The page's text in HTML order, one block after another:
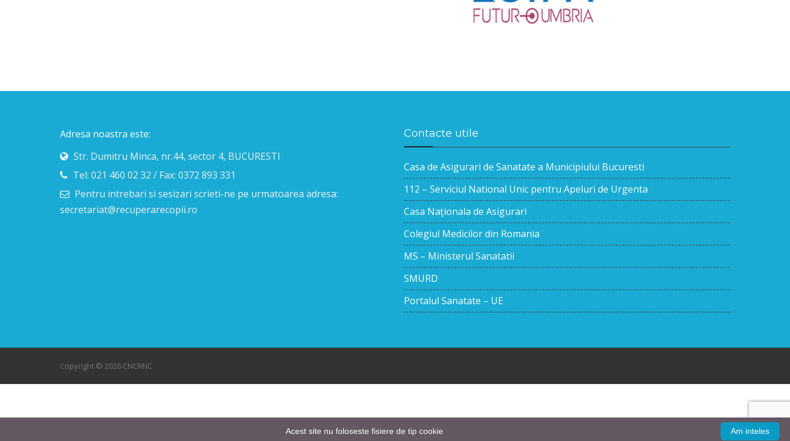
Adresa noastra este:
Str. Dumitru Minca, nr.44, sector 4, BUCURESTI
Tel: 021 460 02 32 / Fax: 0372 893 331
Pentru intrebari si sesizari scrieti-ne pe urmatoarea adresa:
secretariat@recuperarecopii.ro
Contacte utile
Casa de Asigurari de Sanatate a Municipiului Bucuresti
112 – Serviciul National Unic pentru Apeluri de Urgenta
Casa Naţionala de Asigurari
Colegiul Medicilor din Romania
MS – Ministerul Sanatatii
SMURD
Portalul Sanatate – UE
Copyright © 2026 CNCRNC
Am inteles
Acest site nu foloseste fisiere de tip cookie